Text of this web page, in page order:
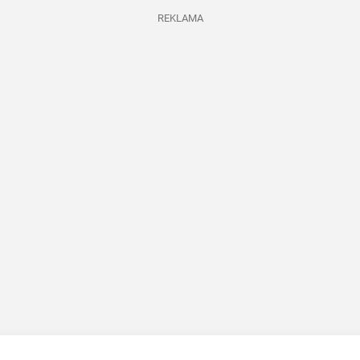
REKLAMA